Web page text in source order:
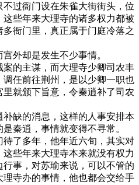
过衙门设在朱雀大街街头，位
些年来大理寺的诸多权力都被
衙门里，真正属于门庭冷落之
外却是发生不少事情。
的主谋，而大理寺少卿司农丰
任前往荆州，是以少卿一职也
就颁下旨意，令秦逍补了司农
缺的消息，这样的人事安排本
秦逍，事情就变得不寻常。
了多年，他年近六旬，其实对
些年来大理寺本来就没有权力
事，对苏瑜来说，可以不管的
寺办的事情，他也都会交给手